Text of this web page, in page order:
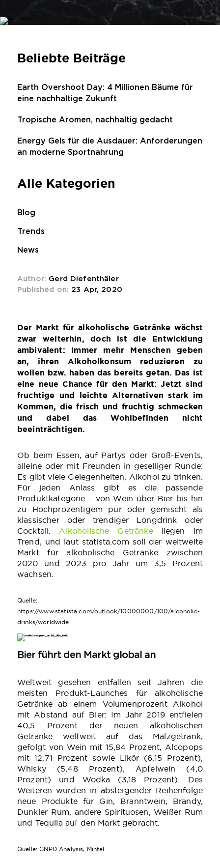
Beliebte Beiträge
Earth Overshoot Day: 4 Millionen Bäume für
eine nachhaltige Zukunft
Tropische Aromen, nachhaltig gedacht
Energy Gels für die Ausdauer: Anforderungen
an moderne Sportnahrung
Alle Kategorien
Blog
Trends
News
Author: Gerd Diefenthäler
Published on: 23 Apr, 2020
Der Markt für alkoholische Getränke wächst
zwar weiterhin, doch ist die Entwicklung
ambivalent: Immer mehr Menschen geben
an, ihren Alkoholkonsum reduzieren zu
wollen bzw. haben das bereits getan. Das ist
eine neue Chance für den Markt: Jetzt sind
fruchtige und leichte Alternativen stark im
Kommen, die frisch und fruchtig schmecken
und dabei das Wohlbefinden nicht
beeinträchtigen.
Ob beim Essen, auf Partys oder Groß-Events,
alleine oder mit Freunden in geselliger Runde:
Es gibt viele Gelegenheiten, Alkohol zu trinken.
Für jeden Anlass gibt es die passende
Produktkategorie – von Wein über Bier bis hin
zu Hochprozentigem pur oder gemischt als
klassischer oder trendiger Longdrink oder
Cocktail.Alkoholische Getränkeliegen im
Trend, und laut statista.com soll der weltweite
Markt für alkoholische Getränke zwischen
2020 und 2023 pro Jahr um 3,5 Prozent
wachsen.
Quelle:
https://www.statista.com/outlook/10000000/100/alcoholic-
drinks/worldwide
Bier führt den Markt global an
Weltweit gesehen entfallen seit Jahren die
meisten Produkt-Launches für alkoholische
Getränke ab einem Volumenprozent Alkohol
mit Abstand auf Bier: Im Jahr 2019 entfielen
40,5 Prozent der neuen alkoholischen
Getränke weltweit auf das Malzgetränk,
gefolgt von Wein mit 15,84 Prozent, Alcopops
mit 12,71 Prozent sowie Likör (6,15 Prozent),
Whisky (5,48 Prozent), Apfelwein (4,0
Prozent) und Wodka (3,18 Prozent). Des
Weiteren wurden in absteigender Reihenfolge
neue Produkte für Gin, Branntwein, Brandy,
Dunkler Rum, andere Spirituosen, Weißer Rum
und Tequila auf den Markt gebracht.
Quelle: GNPD Analysis, Mintel